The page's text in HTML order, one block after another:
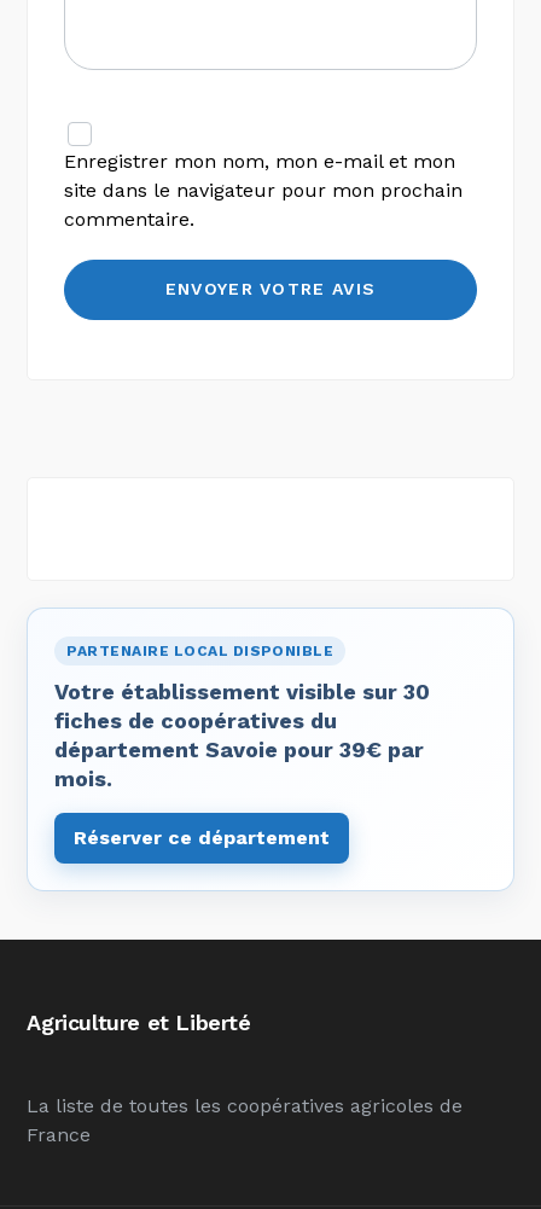
Enregistrer mon nom, mon e-mail et mon
site dans le navigateur pour mon prochain
commentaire.
PARTENAIRE LOCAL DISPONIBLE
Votre établissement visible sur 30
fiches de coopératives du
département Savoie pour 39€ par
mois.
Réserver ce département
Agriculture et Liberté
La liste de toutes les coopératives agricoles de
France